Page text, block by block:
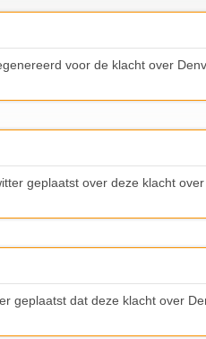
voor de klacht over
geplaatst over deze klacht
geplaatst dat deze klacht over